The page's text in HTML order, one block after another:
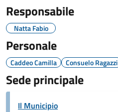
Responsabile
Natta Fabio
Personale
Caddeo Camilla Consuelo Ragazzi
Sede principale
Il Municipio